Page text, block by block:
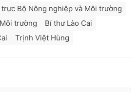
Bộ Nông nghiệp và Môi trường
trường
Bí thư Lào Cai
Trịnh Việt Hùng